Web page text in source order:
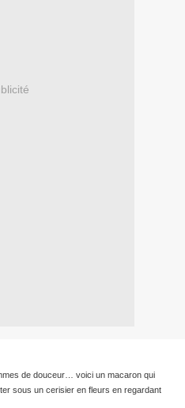
de douceur… voici un macaron qui
sous un cerisier en fleurs en regardant